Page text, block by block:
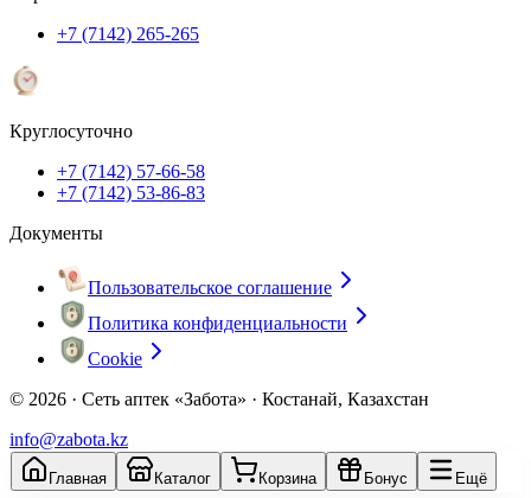
+7 (7142) 265-265
Круглосуточно
+7 (7142) 57-66-58
+7 (7142) 53-86-83
Документы
Пользовательское соглашение
Политика конфиденциальности
Cookie
© 2026 · Сеть аптек «Забота» · Костанай, Казахстан
info@zabota.kz
Главная Каталог Корзина Бонус Ещё